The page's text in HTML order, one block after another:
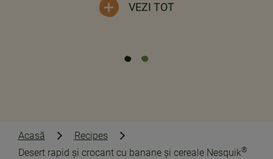
VEZI TOT
Acasă
Recipes
Desert rapid și crocant cu banane și cereale Nesquik®